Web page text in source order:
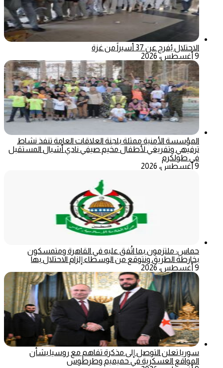
الاحتلال يُفرج عن 37 أسيراً من غزة
9 أغسطس، 2026
المؤسسة الأمنية ممثلة بلجنة العلاقات العامة تنفذ نشاط
ترفيهي وتفريغي لأطفال مخيم صيفي نادي أشبال المستقبل
في طولكرم
9 أغسطس، 2026
حماس: ملتزمون بما اتُفق عليه في القاهرة ومتمسكون
بخارطة الطريق ونتوقع من الوسطاء إلزام الاحتلال بها
9 أغسطس، 2026
سوريا تعلن التوصل إلى مذكرة تفاهم مع روسيا بشأن
المواقع العسكرية في حميميم وطرطوس